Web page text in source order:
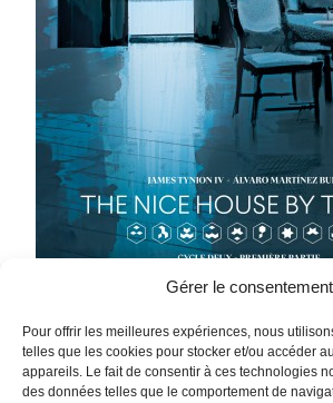
Gérer le consentement
Pour offrir les meilleures expériences, nous
telles que les cookies pour stocker et/ou accéder
appareils. Le fait de consentir à ces technologies
des données telles que le comportement de
The Nice House by the Sea Tome 1